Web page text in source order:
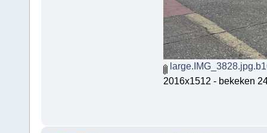
2016x1512 - bekeken